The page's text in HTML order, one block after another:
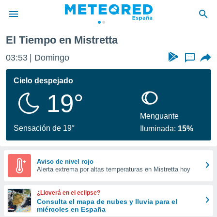
de
por
se
calidad.
a este
las
y
forma
digital
basada
El Tiempo en Mistretta
03:53 Domingo ...
Cielo despejado
19°
Sensación de 19°
Menguante
Iluminada: 15%
Aviso de nivel rojo
Alerta extrema por altas temperaturas en Mistretta hoy
¿Lloverá en el eclipse?
Consulta el mapa de nubes y lluvia para el
miércoles en España